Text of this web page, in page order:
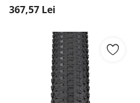
367,57 Lei